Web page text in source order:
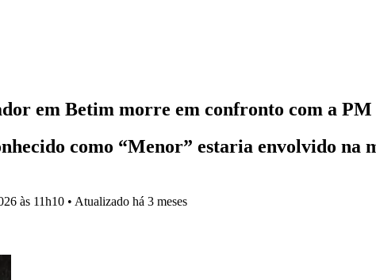
em Betim morre em confronto com a PM
como “Menor” estaria envolvido
às 11h10 • Atualizado há 3 meses